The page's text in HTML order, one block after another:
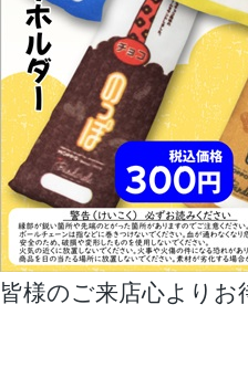
皆様のご来店心よりお